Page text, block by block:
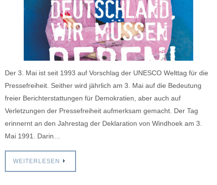
Der 3. Mai ist seit 1993 auf Vorschlag der UNESCO Welttag für die
Pressefreiheit. Seither wird jährlich am 3. Mai auf die Bedeutung
freier Berichterstattungen für Demokratien, aber auch auf
Verletzungen der Pressefreiheit aufmerksam gemacht. Der Tag
erinnernt an den Jahrestag der Deklaration von Windhoek am 3.
Mai 1991. Darin…
WEITERLESEN